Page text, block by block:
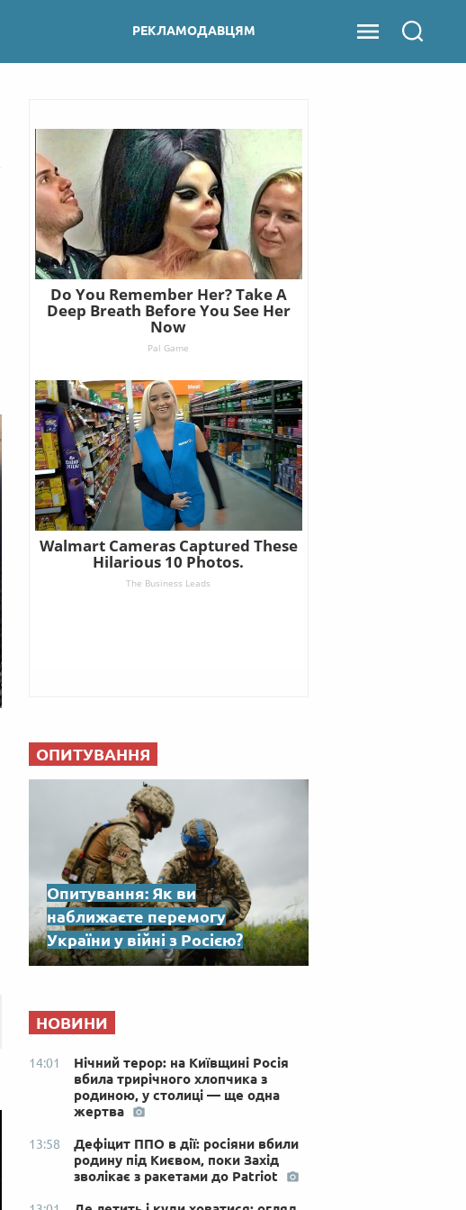
РЕКЛАМОДАВЦЯМ
ОПИТУВАННЯ
Опитування: Як ви
наближаєте перемогу
України у війні з Росією?
НОВИНИ
14:01
Нічний терор: на Київщині Росія
вбила трирічного хлопчика з
родиною, у столиці — ще одна
жертва
13:58
Дефіцит ППО в дії: росіяни вбили
родину під Києвом, поки Захід
зволікає з ракетами до Patriot